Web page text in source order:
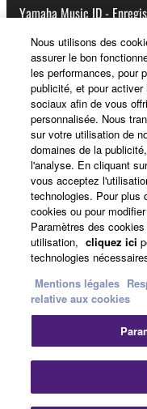
Yamaha Music ID -
A propos de Yamaha
France - French
Professionnel
Nous
Respect de la
Nous utilisons des
assurer le bon
les performances, pour
publicité, et pour
sociaux afin de vous
personnalisée. Nous
sur votre utilisation de
domaines de la
l'analyse. En cliquant
vous acceptez
technologies. Pour plus
cookies ou pour
Paramètres des
utilisation, cliquez ici
technologies
Mentions légales
relative aux cookies